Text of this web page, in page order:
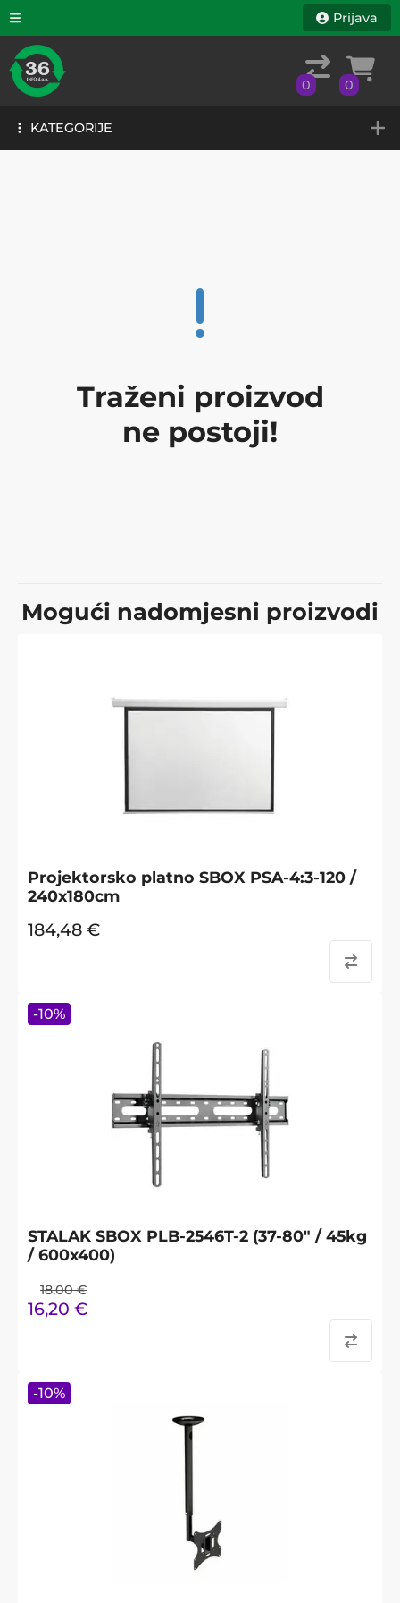
KATEGORIJE
Prijava
0 0
KATEGORIJE
Traženi proizvod
ne postoji!
Mogući nadomjesni proizvodi
Projektorsko platno SBOX PSA-4:3-120 /
240x180cm
184,48 €
STALAK SBOX PLB-2546T-2 (37-80" / 45kg
/ 600x400)
18,00 €
16,20 €
-10%
-10%